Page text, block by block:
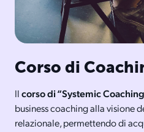
Corso di
Ilcorso di “Systemic
business coaching alla visione
relazionale, permettendo di